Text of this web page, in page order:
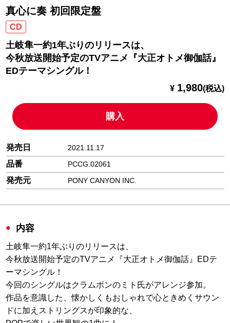
真心に奏 初回限定盤
CD
土岐隼一約1年ぶりのリリースは、
今秋放送開始予定のTVアニメ『大正オトメ御伽話』
EDテーマシングル！
¥ 1,980(税込)
購入
発売日 2021.11.17
品番 PCCG.02061
発売元 PONY CANYON INC.
内容
土岐隼一約1年ぶりのリリースは、
今秋放送開始予定のTVアニメ『大正オトメ御伽話』EDテ
ーマシングル！
今回のシングルはクラムボンのミト氏がアレンジ参加。
作品を意識した、懐かしくもおしゃれで心ときめくサウン
ドに加えストリングスが印象的な、